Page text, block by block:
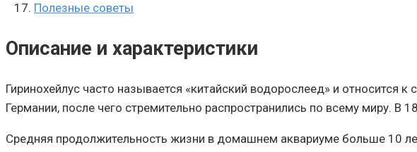
Полезные советы
Описание и характеристики
Гиринохейлус часто называется «китайский водорослеед» и
Германии, после чего стремительно распространились по всему миру.
Средняя продолжительность жизни в домашнем аквариуме больше 10